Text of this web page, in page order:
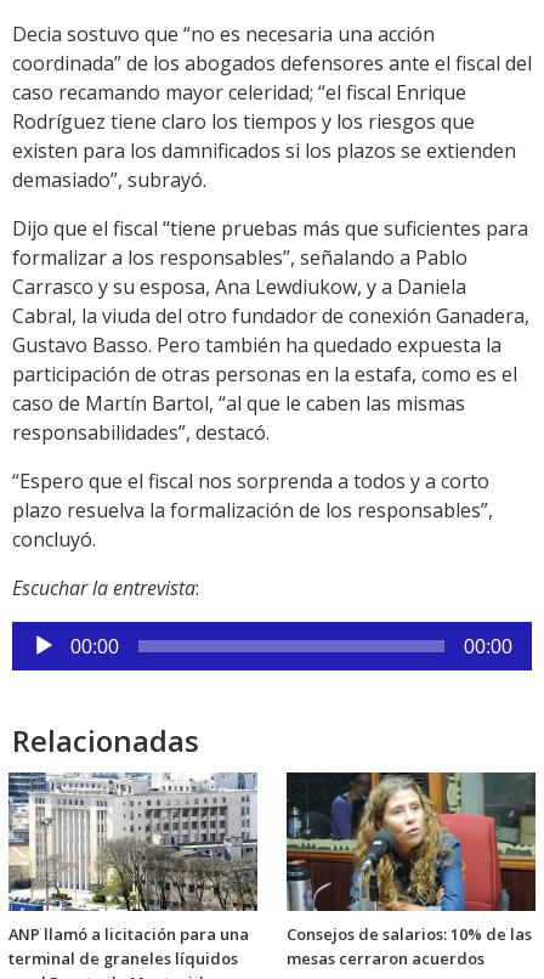
Decia sostuvo que “no es necesaria una acción
coordinada” de los abogados defensores ante el fiscal del
caso recamando mayor celeridad; “el fiscal Enrique
Rodríguez tiene claro los tiempos y los riesgos que
existen para los damnificados si los plazos se extienden
demasiado”, subrayó.
Dijo que el fiscal “tiene pruebas más que suficientes para
formalizar a los responsables”, señalando a Pablo
Carrasco y su esposa, Ana Lewdiukow, y a Daniela
Cabral, la viuda del otro fundador de conexión Ganadera,
Gustavo Basso. Pero también ha quedado expuesta la
participación de otras personas en la estafa, como es el
caso de Martín Bartol, “al que le caben las mismas
responsabilidades”, destacó.
“Espero que el fiscal nos sorprenda a todos y a corto
plazo resuelva la formalización de los responsables”,
concluyó.
Escuchar la entrevista:
Reproductor
de
00:00 00:00
Relacionadas
ANP llamó a licitación para una
terminal de graneles líquidos
Consejos de salarios: 10% de las
mesas cerraron acuerdos